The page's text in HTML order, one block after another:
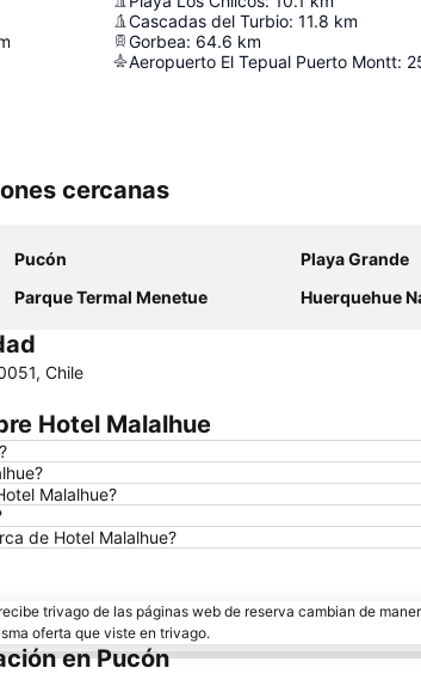
Cascadas del Turbio: 11.8 km
Gorbea: 64.6 km
Aeropuerto El Tepual Puerto Montt:
cercanas
Pucón Playa Grande
Parque Termal Menetue Huerquehue
Chile
Hotel Malalhue
Malalhue?
de Hotel Malalhue?
trivago de las páginas web de reserva cambian de
oferta que viste en trivago.
en Pucón